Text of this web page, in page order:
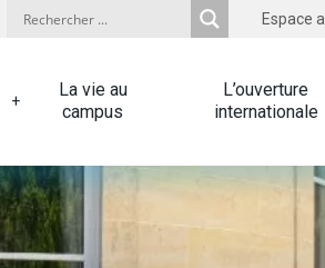
Espace
La vie au
campus
L’ouverture
internationale